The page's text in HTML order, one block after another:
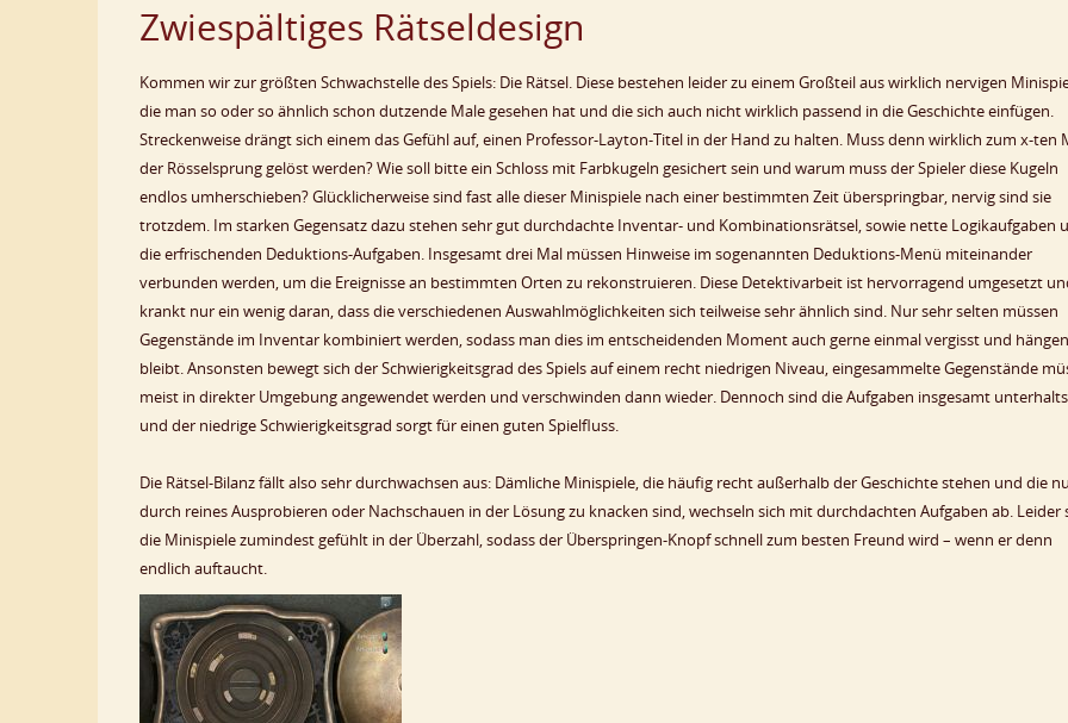
Zwiespältiges Rätseldesign
Kommen wir zur größten Schwachstelle des Spiels: Die Rätsel. Diese bestehen leider zu einem Großteil aus wirklich nervigen
die man so oder so ähnlich schon dutzende Male gesehen hat und die sich auch nicht wirklich passend in die Geschichte einfügen.
Streckenweise drängt sich einem das Gefühl auf, einen Professor-Layton-Titel in der Hand zu halten. Muss denn wirklich zum x-ten
der Rösselsprung gelöst werden? Wie soll bitte ein Schloss mit Farbkugeln gesichert sein und warum muss der Spieler diese Kugeln
endlos umherschieben? Glücklicherweise sind fast alle dieser Minispiele nach einer bestimmten Zeit überspringbar, nervig sind sie
trotzdem. Im starken Gegensatz dazu stehen sehr gut durchdachte Inventar- und Kombinationsrätsel, sowie nette Logikaufgaben
die erfrischenden Deduktions-Aufgaben. Insgesamt drei Mal müssen Hinweise im sogenannten Deduktions-Menü miteinander
verbunden werden, um die Ereignisse an bestimmten Orten zu rekonstruieren. Diese Detektivarbeit ist hervorragend umgesetzt
krankt nur ein wenig daran, dass die verschiedenen Auswahlmöglichkeiten sich teilweise sehr ähnlich sind. Nur sehr selten müssen
Gegenstände im Inventar kombiniert werden, sodass man dies im entscheidenden Moment auch gerne einmal vergisst und hängen
bleibt. Ansonsten bewegt sich der Schwierigkeitsgrad des Spiels auf einem recht niedrigen Niveau, eingesammelte Gegenstände
meist in direkter Umgebung angewendet werden und verschwinden dann wieder. Dennoch sind die Aufgaben insgesamt
und der niedrige Schwierigkeitsgrad sorgt für einen guten Spielfluss.
Die Rätsel-Bilanz fällt also sehr durchwachsen aus: Dämliche Minispiele, die häufig recht außerhalb der Geschichte stehen und die
durch reines Ausprobieren oder Nachschauen in der Lösung zu knacken sind, wechseln sich mit durchdachten Aufgaben ab. Leider
die Minispiele zumindest gefühlt in der Überzahl, sodass der Überspringen-Knopf schnell zum besten Freund wird – wenn er denn
endlich auftaucht.